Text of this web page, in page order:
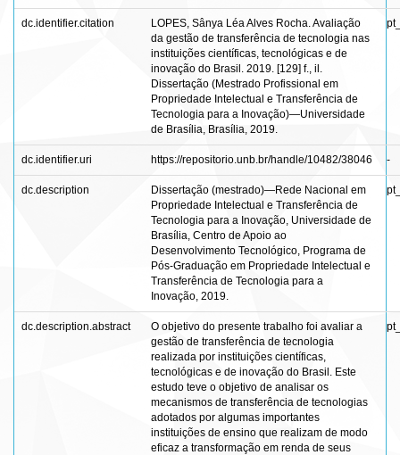
dc.identifier.citation
LOPES, Sânya Léa Alves Rocha. Avaliação
da gestão de transferência de tecnologia nas
instituições científicas, tecnológicas e de
inovação do Brasil. 2019. [129] f., il.
Dissertação (Mestrado Profissional em
Propriedade Intelectual e Transferência de
Tecnologia para a Inovação)—Universidade
de Brasília, Brasília, 2019.
dc.identifier.uri https://repositorio.unb.br/handle/10482/38046 -
dc.description
Dissertação (mestrado)—Rede Nacional em
Propriedade Intelectual e Transferência de
Tecnologia para a Inovação, Universidade de
Brasília, Centro de Apoio ao
Desenvolvimento Tecnológico, Programa de
Pós-Graduação em Propriedade Intelectual e
Transferência de Tecnologia para a
Inovação, 2019.
dc.description.abstract
O objetivo do presente trabalho foi avaliar a
gestão de transferência de tecnologia
realizada por instituições científicas,
tecnológicas e de inovação do Brasil. Este
estudo teve o objetivo de analisar os
mecanismos de transferência de tecnologias
adotados por algumas importantes
instituições de ensino que realizam de modo
eficaz a transformação em renda de seus